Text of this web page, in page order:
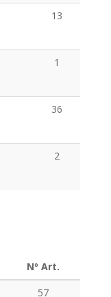
13
1
36
2
Nº Art.
57